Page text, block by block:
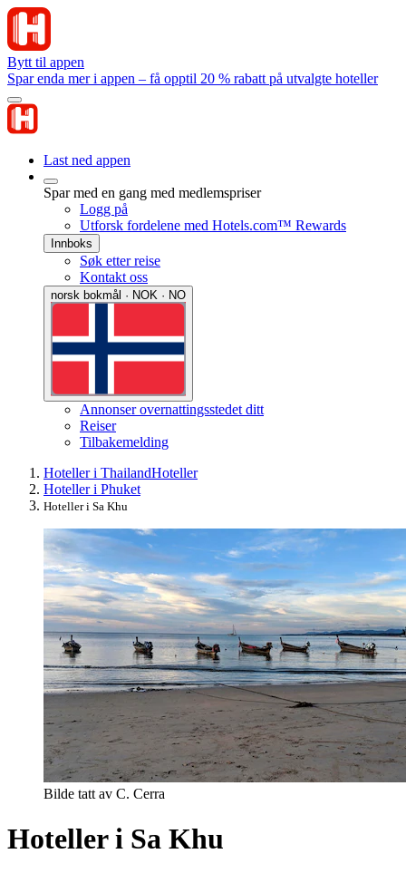
Bytt til appen
Spar enda mer i appen – få opptil 20 % rabatt på utvalgte hoteller
Last ned appen
Spar med en gang med medlemspriser
Logg på
Utforsk fordelene med Hotels.com™ Rewards
Innboks
Søk etter reise
Kontakt oss
norsk bokmål · NOK · NO
Annonser overnattingsstedet ditt
Reiser
Tilbakemelding
Hoteller i ThailandHoteller
Hoteller i Phuket
Hoteller i Sa Khu
Bilde tatt av C. Cerra
Hoteller i Sa Khu